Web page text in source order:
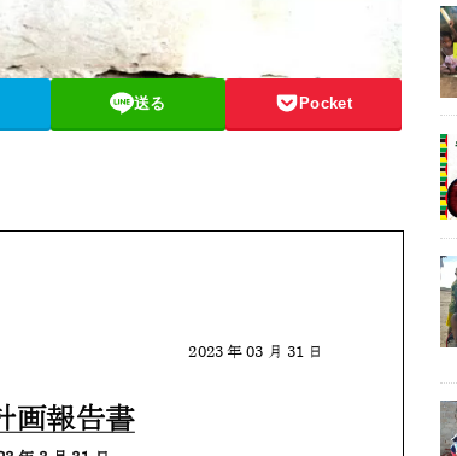
送る Pocket